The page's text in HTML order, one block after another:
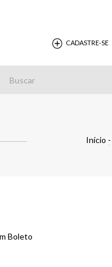
CADASTRE-SE
Início -
Boleto